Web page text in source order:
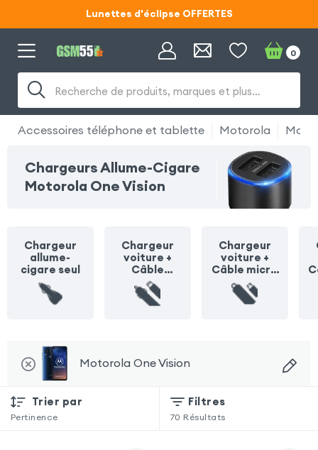
Lunettes d'éclipse OFFERTES
Code ECLIPSE55
Code ECLIPSE55
Recherche de produits, marques et plus…
0
Accessoires téléphone et tablette Motorola
Chargeurs Allume-Cigare
Motorola One Vision
Chargeur
allume-
cigare seul
Chargeur
voiture +
Câble
Lightning
Chargeur
voiture +
Câble micro
USB
Motorola One Vision
Trier par
Pertinence
Filtres
70 Résultats